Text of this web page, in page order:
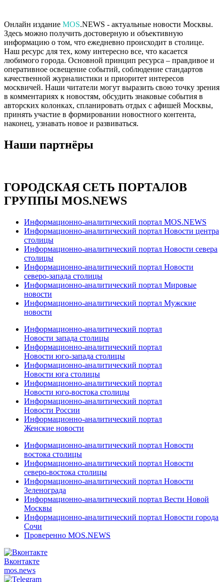
Онлайн издание MOS.NEWS - актуальные новости Москвы.
Здесь можно получить достоверную и объективную
информацию о том, что ежедневно происходит в столице.
Наш ресурс для тех, кому интересно все, что касается
любимого города. Основной принцип ресурса – правдивое и
оперативное освещение событий, соблюдение стандартов
качественной журналистики и приоритет интересов
москвичей. Наши читатели могут выразить свою точку зрения
в комментариях к новостям, обсудить знаковые события в
авторских колонках, спланировать отдых с афишей Москвы,
принять участие в формировании новостного контента,
наконец, узнавать новое и развиваться.
Наши партнёры
ГОРОДСКАЯ СЕТЬ ПОРТАЛОВ
ГРУППЫ MOS.NEWS
Информационно-аналитический портал MOS.NEWS
Информационно-аналитический портал Новости центра
столицы
Информационно-аналитический портал Новости севера
столицы
Информационно-аналитический портал Новости
северо-запада столицы
Информационно-аналитический портал Мировые
новости
Информационно-аналитический портал Мужские
новости
Информационно-аналитический портал
Новости запада столицы
Информационно-аналитический портал
Новости юго-запада столицы
Информационно-аналитический портал
Новости юга столицы
Информационно-аналитический портал
Новости юго-востока столицы
Информационно-аналитический портал
Новости России
Информационно-аналитический портал
Женские новости
Информационно-аналитический портал Новости
востока столицы
Информационно-аналитический портал Новости
северо-востока столицы
Информационно-аналитический портал Новости
Зеленограда
Информационно-аналитический портал Вести Новой
Москвы
Информационно-аналитический портал Новости города
Сочи
Проверенно MOS.NEWS
Вконтакте
mos.news